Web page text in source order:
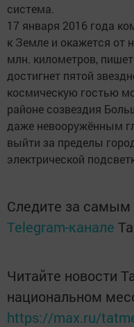
система.
17 января 2016 года
к Земле и окажется от
млн. километров,
достигнет пятой
космическую гостью
районе созвездия
даже невооружённым
выйти за пределы
электрической
Следите за
Telegram-канале
Читайте новости
национальном
https://max.ru/